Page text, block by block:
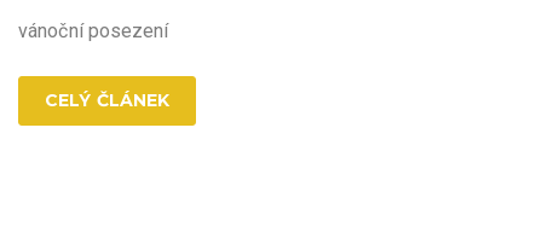
vánoční posezení
CELÝ ČLÁNEK